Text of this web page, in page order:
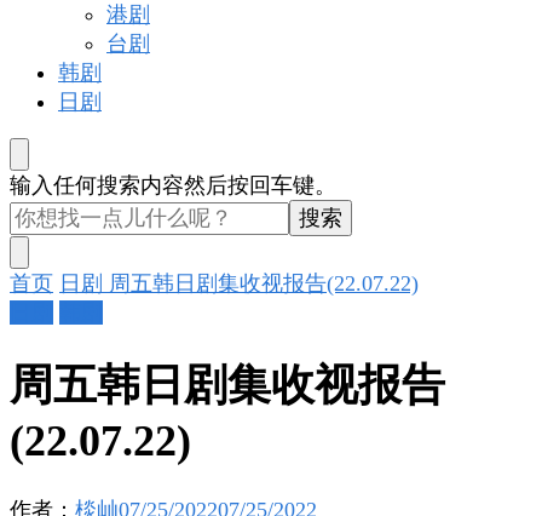
港剧
台剧
韩剧
日剧
找
什
么
东
西
吗?
输入任何搜索内容然后按回车键。
首页 日剧 周五韩日剧集收视报告(22.07.22)
周五韩日剧集收视报告
(22.07.22)
作者： 棪屾07/25/202207/25/2022